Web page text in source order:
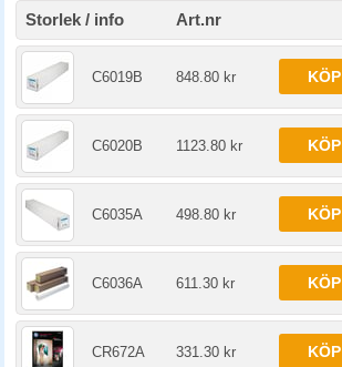
Storlek / info Art.nr
C6019B 848.80 kr KÖP
C6020B 1123.80 kr KÖP
C6035A 498.80 kr KÖP
C6036A 611.30 kr KÖP
CR672A 331.30 kr KÖP